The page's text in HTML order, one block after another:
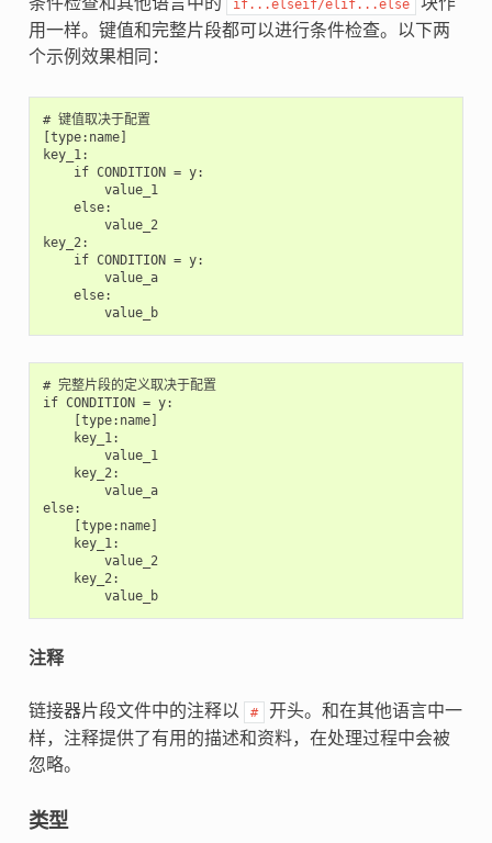
if...elseif/elif...else
用一样。键值和完整片段都可以进行条件检查。以下两
个示例效果相同：
# 键值取决于配置
[type:name]
key_1:
    if CONDITION = y:
        value_1
    else:
        value_2
key_2:
    if CONDITION = y:
        value_a
    else:
        value_b
# 完整片段的定义取决于配置
if CONDITION = y:
    [type:name]
    key_1:
        value_1
    key_2:
        value_a
else:
    [type:name]
    key_1:
        value_2
    key_2:
        value_b
注释
链接器片段文件中的注释以 #
开头。和在其他语言中一
样，注释提供了有用的描述和资料，在处理过程中会被
忽略。
类型